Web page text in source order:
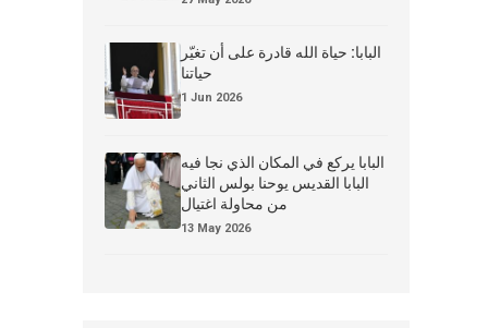
البابا: حياة الله قادرة على أن تغيّر
حياتنا
1 Jun 2026
البابا يركع في المكان الذي نجا فيه
البابا القديس يوحنا بولس الثاني
من محاولة اغتيال
13 May 2026